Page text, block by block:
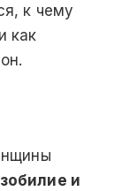
к чему
как
и